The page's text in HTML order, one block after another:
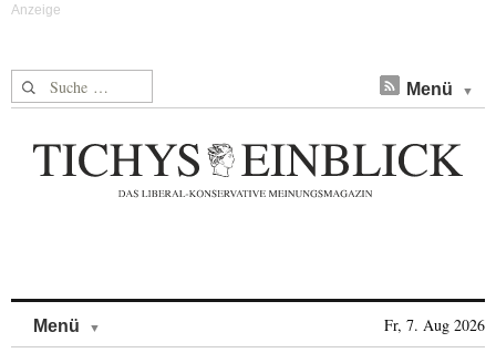
Suche nach: Menü
Menü Fr, 7. Aug 2026